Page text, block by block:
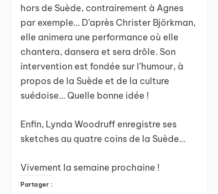
hors de Suède, contrairement à Agnes
par exemple… D’après Christer Björkman,
elle animera une performance où elle
chantera, dansera et sera drôle. Son
intervention est fondée sur l’humour, à
propos de la Suède et de la culture
suédoise… Quelle bonne idée !
Enfin, Lynda Woodruff enregistre ses
sketches au quatre coins de la Suède…
Vivement la semaine prochaine !
Partager :